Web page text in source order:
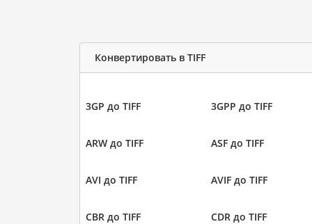
Конвертировать в TIFF
3GP до TIFF 3GPP до TIFF
ARW до TIFF ASF до TIFF
AVI до TIFF AVIF до TIFF
CBR до TIFF CDR до TIFF